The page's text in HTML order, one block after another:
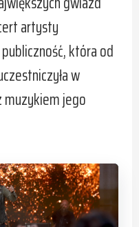
artysty
która od
w
jego